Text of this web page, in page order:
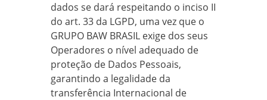
dados se dará respeitando o inciso II
do art. 33 da LGPD, uma vez que o
GRUPO BAW BRASIL exige dos seus
Operadores o nível adequado de
proteção de Dados Pessoais,
garantindo a legalidade da
transferência Internacional de